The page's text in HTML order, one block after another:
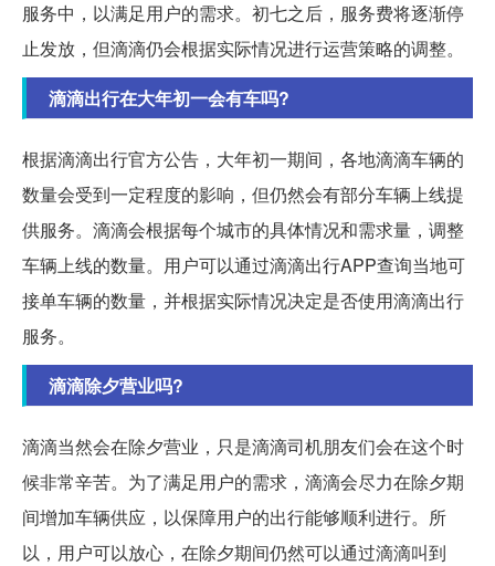
服务中，以满足用户的需求。初七之后，服务费将逐渐停
止发放，但滴滴仍会根据实际情况进行运营策略的调整。
滴滴出行在大年初一会有车吗?
根据滴滴出行官方公告，大年初一期间，各地滴滴车辆的
数量会受到一定程度的影响，但仍然会有部分车辆上线提
供服务。滴滴会根据每个城市的具体情况和需求量，调整
车辆上线的数量。用户可以通过滴滴出行APP查询当地可
接单车辆的数量，并根据实际情况决定是否使用滴滴出行
服务。
滴滴除夕营业吗?
滴滴当然会在除夕营业，只是滴滴司机朋友们会在这个时
候非常辛苦。为了满足用户的需求，滴滴会尽力在除夕期
间增加车辆供应，以保障用户的出行能够顺利进行。所
以，用户可以放心，在除夕期间仍然可以通过滴滴叫到